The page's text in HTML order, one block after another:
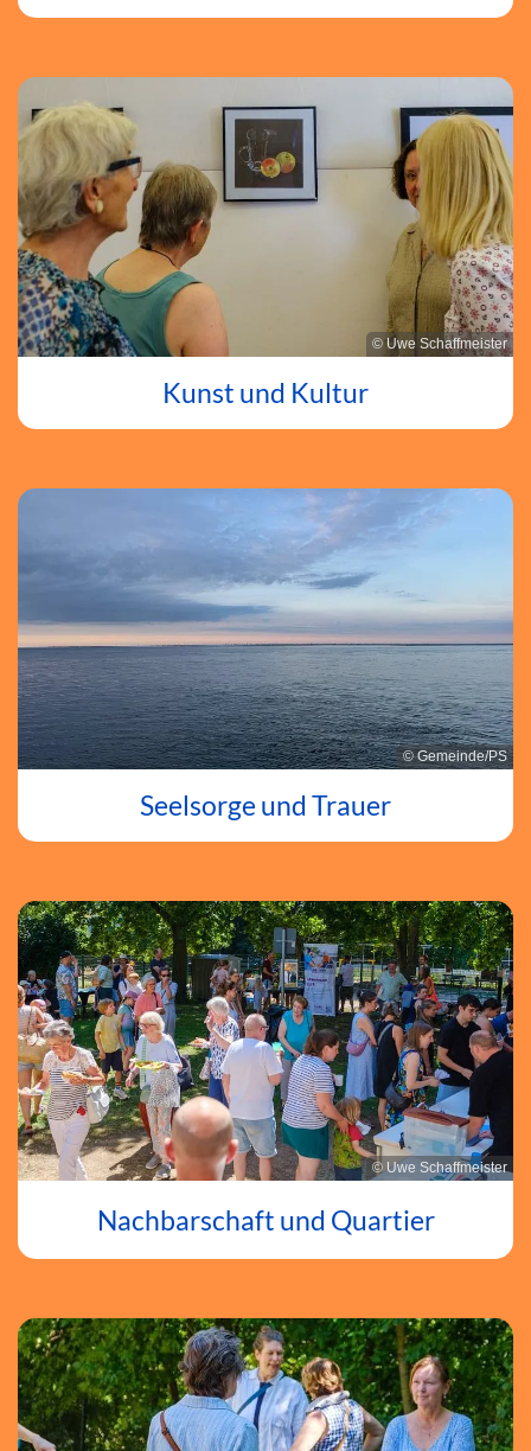
© Uwe Schaffmeister
Kunst und Kultur
© Gemeinde/PS
Seelsorge und Trauer
© Uwe Schaffmeister
Nachbarschaft und Quartier